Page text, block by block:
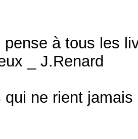
pense à tous les
_ J.Renard
ne rient